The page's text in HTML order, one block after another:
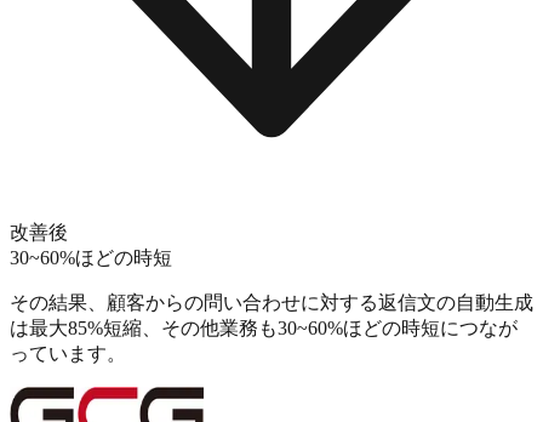
改善後
30~60%ほどの時短
その結果、 顧客からの問い合わせに対する返信文の自動生成
は最大85%短縮、その他業務も30~60%ほどの時短につなが
っています。